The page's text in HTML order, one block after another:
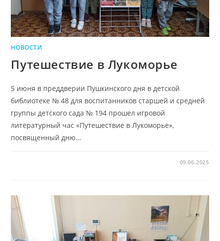
НОВОСТИ
Путешествие в Лукоморье
5 июня в преддверии Пушкинского дня в детской
библиотеке № 48 для воспитанников старшей и средней
группы детского сада № 194 прошел игровой
литературный час «Путешествие в Лукоморье»,
посвященный дню…
09.06.2025